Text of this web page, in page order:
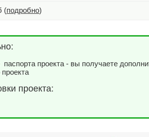
(подробно)
паспорта проекта - вы получаете
проекта: